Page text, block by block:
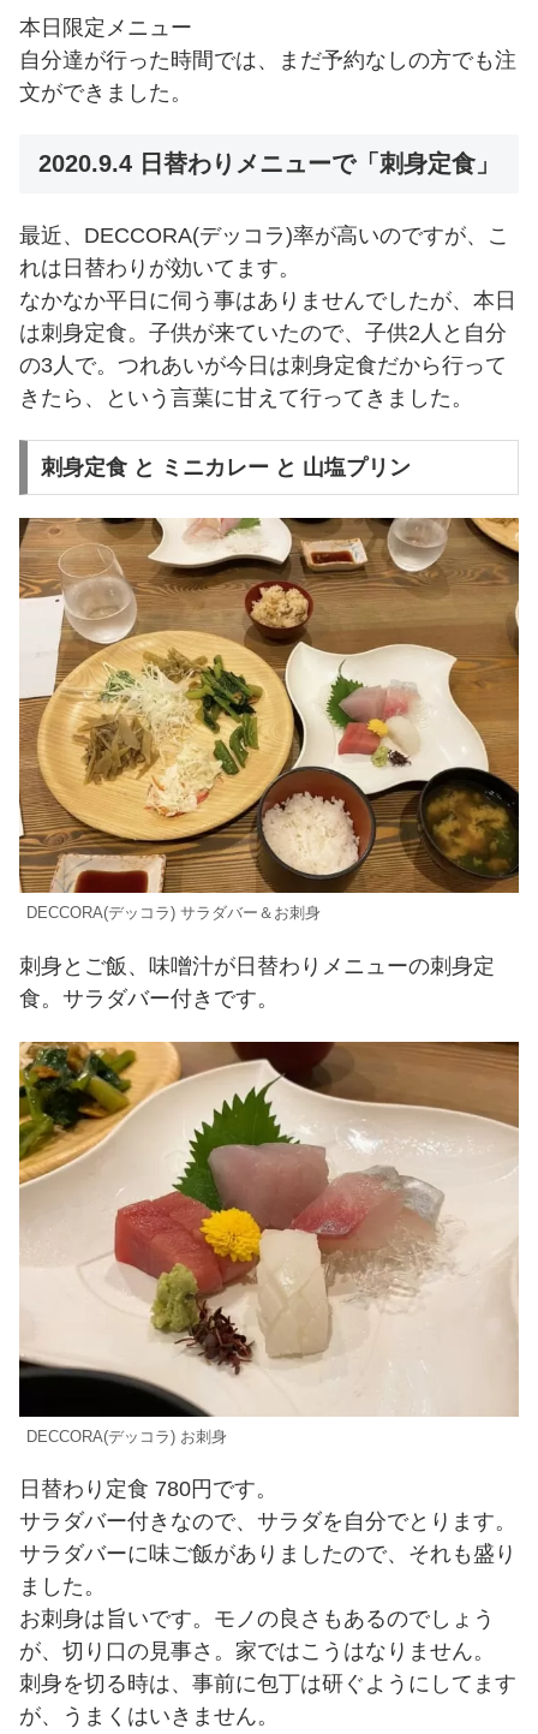
本日限定メニュー
自分達が行った時間では、まだ予約なしの方でも注
文ができました。
2020.9.4 日替わりメニューで「刺身定食」
最近、DECCORA(デッコラ)率が高いのですが、こ
れは日替わりが効いてます。
なかなか平日に伺う事はありませんでしたが、本日
は刺身定食。子供が来ていたので、子供2人と自分
の3人で。つれあいが今日は刺身定食だから行って
きたら、という言葉に甘えて行ってきました。
刺身定食 と ミニカレー と 山塩プリン
DECCORA(デッコラ) サラダバー＆お刺身
刺身とご飯、味噌汁が日替わりメニューの刺身定
食。サラダバー付きです。
DECCORA(デッコラ) お刺身
日替わり定食 780円です。
サラダバー付きなので、サラダを自分でとります。
サラダバーに味ご飯がありましたので、それも盛り
ました。
お刺身は旨いです。モノの良さもあるのでしょう
が、切り口の見事さ。家ではこうはなりません。
刺身を切る時は、事前に包丁は研ぐようにしてます
が、うまくはいきません。